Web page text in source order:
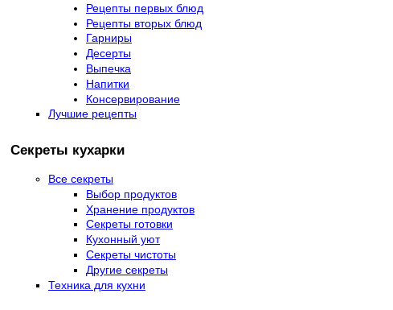
Рецепты первых блюд
Рецепты вторых блюд
Гарниры
Десерты
Выпечка
Напитки
Консервирование
Лучшие рецепты
Секреты кухарки
Все секреты
Выбор продуктов
Хранение продуктов
Секреты готовки
Кухонный уют
Секреты чистоты
Другие секреты
Техника для кухни